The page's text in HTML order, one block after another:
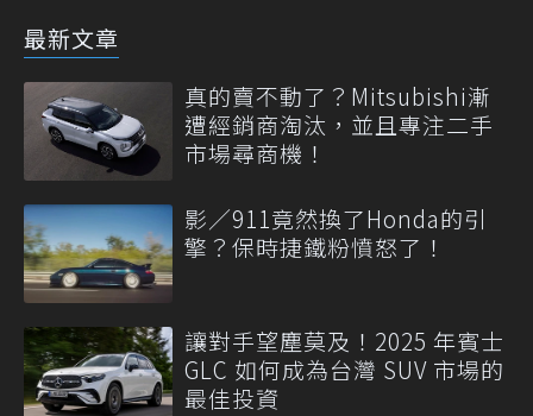
最新文章
真的賣不動了？Mitsubishi漸
遭經銷商淘汰，並且專注二手
市場尋商機！
影／911竟然換了Honda的引
擎？保時捷鐵粉憤怒了！
讓對手望塵莫及！2025 年賓士
GLC 如何成為台灣 SUV 市場的
最佳投資